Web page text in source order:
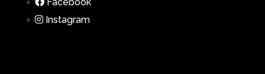
Instagram